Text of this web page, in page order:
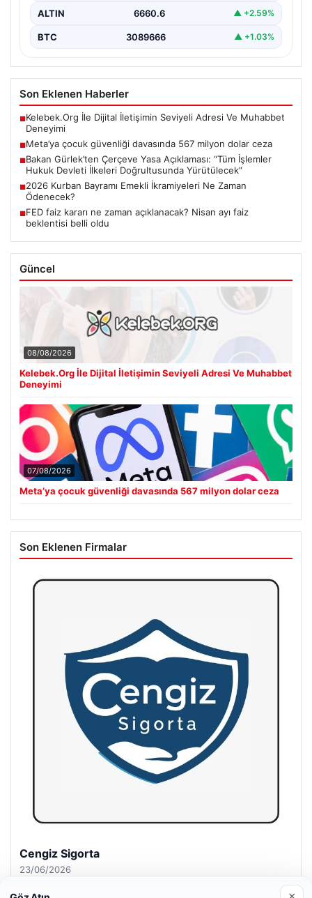
ALTIN 6660.6 ▲ +2.59%
BTC 3089666 ▲ +1.03%
Son Eklenen Haberler
■Kelebek.Org İle Dijital İletişimin Seviyeli Adresi Ve Muhabbet
Deneyimi
■Meta’ya çocuk güvenliği davasında 567 milyon dolar ceza
■Bakan Gürlek’ten Çerçeve Yasa Açıklaması: “Tüm İşlemler
Hukuk Devleti İlkeleri Doğrultusunda Yürütülecek”
■2026 Kurban Bayramı Emekli İkramiyeleri Ne Zaman
Ödenecek?
■FED faiz kararı ne zaman açıklanacak? Nisan ayı faiz
beklentisi belli oldu
Güncel
08/08/2026
Kelebek.Org İle Dijital İletişimin Seviyeli Adresi Ve Muhabbet
Deneyimi
07/08/2026
Meta’ya çocuk güvenliği davasında 567 milyon dolar ceza
Son Eklenen Firmalar
Hastaş Beton
26/05/2026